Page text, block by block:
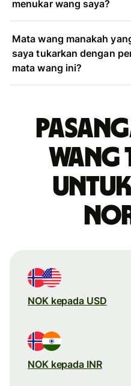
menukar wang saya?
Mata wang manakah
saya tukarkan dengan
mata wang ini?
wang
NOK kepada USD
NOK kepada INR